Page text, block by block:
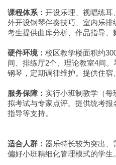
课程体系： 开设乐理、视唱练耳
外开设钢琴伴奏技巧、室内乐
考生提供曲库分析、作品指导、
硬件环境： 校区教学楼面积约
间、排练厅2个、理论教室4间
钢琴，定期调律维护。提供住宿
服务保障： 实行小班制教学（每
拟考试与专家点评。提供统考报
指导等支持。
适合人群： 器乐特长较为突出、
偏好小班精细化管理模式的学生。